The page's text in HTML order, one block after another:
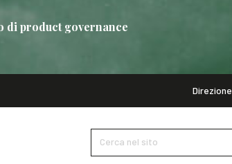
di product governance
POG dei prodotti bancari SCOPRI I DETTAGLI
Direzione
Cerca nel sito